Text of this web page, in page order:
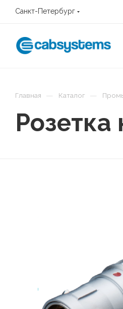
Санкт-Петербург
Главная — Каталог —
Розетка